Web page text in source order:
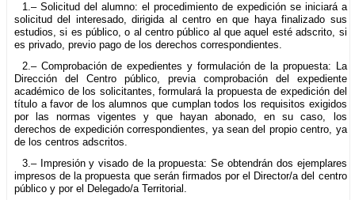
1.– Solicitud del alumno: el procedimiento de expedición se iniciará a
solicitud del interesado, dirigida al centro en que haya finalizado sus
estudios, si es público, o al centro público al que aquel esté adscrito, si
es privado, previo pago de los derechos correspondientes.
2.– Comprobación de expedientes y formulación de la propuesta: La
Dirección del Centro público, previa comprobación del expediente
académico de los solicitantes, formulará la propuesta de expedición del
título a favor de los alumnos que cumplan todos los requisitos exigidos
por las normas vigentes y que hayan abonado, en su caso, los
derechos de expedición correspondientes, ya sean del propio centro, ya
de los centros adscritos.
3.– Impresión y visado de la propuesta: Se obtendrán dos ejemplares
impresos de la propuesta que serán firmados por el Director/a del centro
público y por el Delegado/a Territorial.